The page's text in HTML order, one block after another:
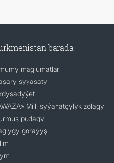
barada
maglumatlar
syýasaty
Milli syýahatçylyk zolagy
pudagy
goraýyş